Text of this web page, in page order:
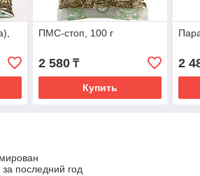
ПМС-стоп, 100 г
2 580₸
Купить
2
последний год